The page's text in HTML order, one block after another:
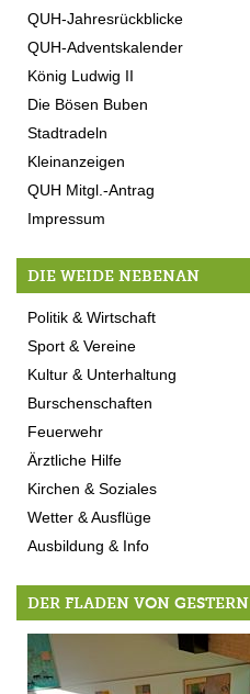
QUH-Jahresrückblicke
QUH-Adventskalender
König Ludwig II
Die Bösen Buben
Stadtradeln
Kleinanzeigen
QUH Mitgl.-Antrag
Impressum
DIE WEIDE NEBENAN
Politik & Wirtschaft
Sport & Vereine
Kultur & Unterhaltung
Burschenschaften
Feuerwehr
Ärztliche Hilfe
Kirchen & Soziales
Wetter & Ausflüge
Ausbildung & Info
DER FLADEN VON GESTERN